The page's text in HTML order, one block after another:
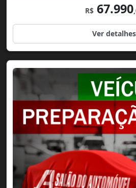
R$67.990
Ver detalhes